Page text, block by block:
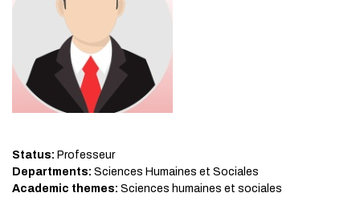
Status: Professeur
Departments: Sciences Humaines et Sociales
Academic themes: Sciences humaines et sociales